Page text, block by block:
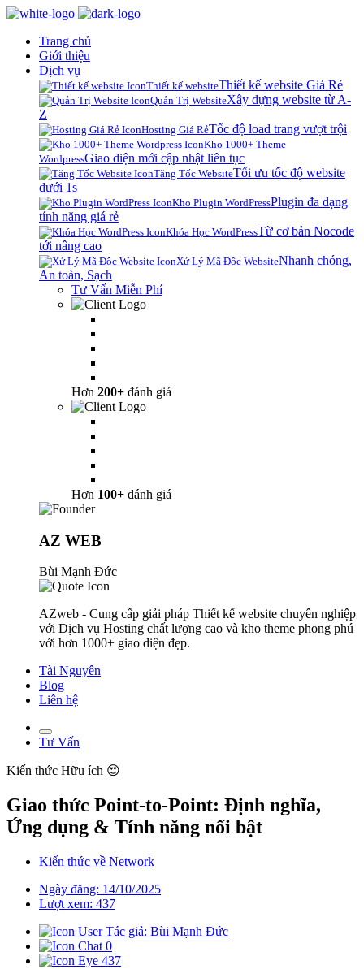
Trang chủ
Giới thiệu
Dịch vụ
Thiết kế websiteThiết kế website Giá Rẻ
Quản Trị WebsiteXây dựng website từ A-
Z
Hosting Giá RẻTốc độ load trang vượt trội
Kho 1000+ Theme
WordpressGiao diện mới cập nhật liên tục
Tăng Tốc WebsiteTối ưu tốc độ website
dưới 1s
Kho Plugin WordPressPlugin đa dạng
tính năng giá rẻ
Khóa Học WordPressTừ cơ bản Nocode
tới nâng cao
Xử Lý Mã Độc WebsiteNhanh chóng,
An toàn, Sạch
Tư Vấn Miễn Phí
Hơn 200+ đánh giá
Hơn 100+ đánh giá
AZ WEB
Bùi Mạnh Đức
AZweb - Cung cấp giải pháp Thiết kế website chuyên nghiệp
với Dịch vụ Hosting chất lượng cao và kho theme phong phú
với hơn 1000+ giao diện đẹp.
Tài Nguyên
Blog
Liên hệ
Tư Vấn
Kiến thức Hữu ích 😍
Giao thức Point-to-Point: Định nghĩa,
Ứng dụng & Tính năng nổi bật
Kiến thức về Network
Ngày đăng: 14/10/2025
Lượt xem: 437
Tác giả: Bùi Mạnh Đức
0
437